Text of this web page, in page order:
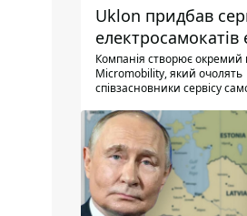
Uklon придбав
електросамокатів
Компанія створює окремий
Micromobility, який очолять
співзасновники сервісу